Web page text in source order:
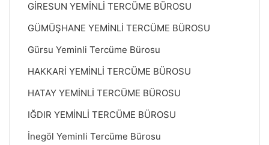
GİRESUN YEMİNLİ TERCÜME BÜROSU
GÜMÜŞHANE YEMİNLİ TERCÜME BÜROSU
Gürsu Yeminli Tercüme Bürosu
HAKKARİ YEMİNLİ TERCÜME BÜROSU
HATAY YEMİNLİ TERCÜME BÜROSU
IĞDIR YEMİNLİ TERCÜME BÜROSU
İnegöl Yeminli Tercüme Bürosu